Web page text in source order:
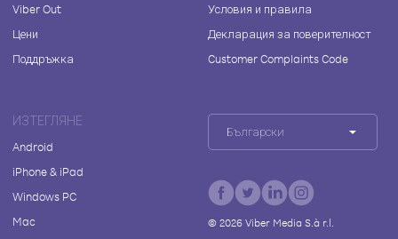
Viber Out
Цени
Поддръжка
Условия и правила
Декларация за поверителност
Customer Complaints Code
ИЗТЕГЛЯНЕ
Android
iPhone & iPad
Windows PC
Mac
Български
© 2026Viber Media S.à r.l.